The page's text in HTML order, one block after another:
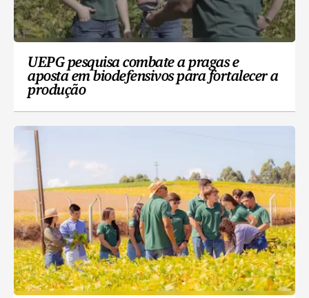
UEPG pesquisa combate a pragas e
aposta em biodefensivos para fortalecer a
produção